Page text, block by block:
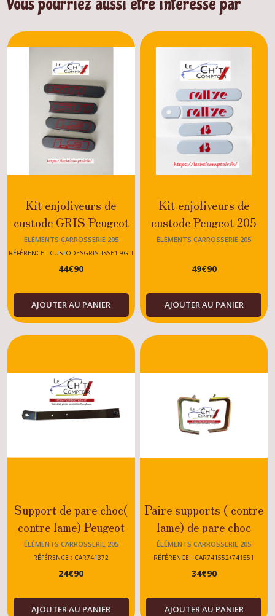
Kit enjoliveurs de
custode GRIS Peugeot
205 GTI 1.9
ÉLÉMENTS CARROSSERIE 205
RÉFÉRENCE : CUSTODESGRISLISSE1.9GTI
44€90
AJOUTER AU PANIER
Kit enjoliveurs de
custode Peugeot 205
Rallye
ÉLÉMENTS CARROSSERIE 205
49€90
AJOUTER AU PANIER
Support de pare choc(
contre lame) Peugeot
205 GTI - CTI -
RALLYE - XS -
DTURBO - MONTAGE
TOUS MODELES
ÉLÉMENTS CARROSSERIE 205
RÉFÉRENCE : CAR741372
24€90
AJOUTER AU PANIER
Paire supports ( contre
lame) de pare choc
arrière Peugeot 205
GTI - CTI - RALLYE -
XS - DTURBO - TOUS
MODELES
ÉLÉMENTS CARROSSERIE 205
RÉFÉRENCE : CAR741552+741551
34€90
AJOUTER AU PANIER